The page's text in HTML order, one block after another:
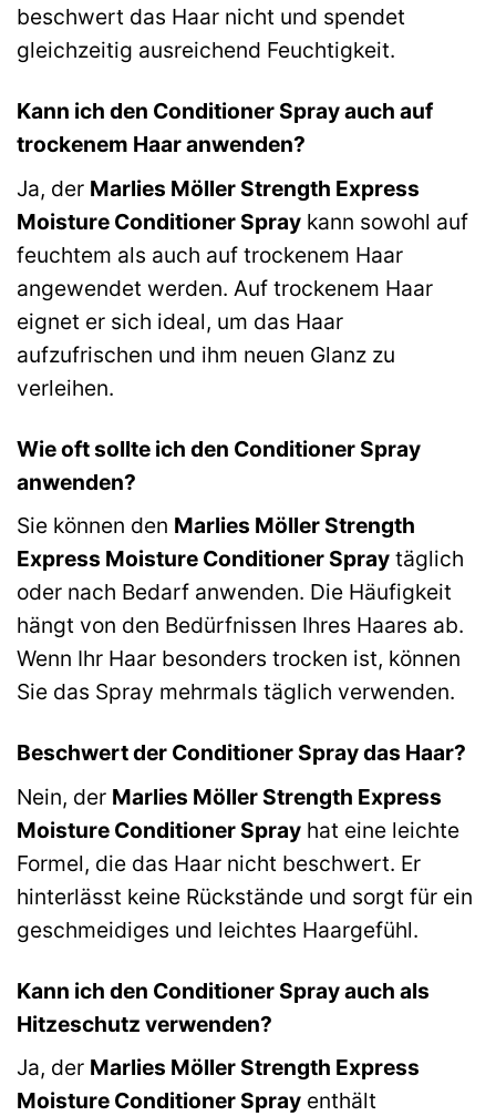
beschwert das Haar nicht und spendet
gleichzeitig ausreichend Feuchtigkeit.
Kann ich den Conditioner Spray auch auf
trockenem Haar anwenden?
Ja, der Marlies Möller Strength Express
Moisture Conditioner Spray kann sowohl auf
feuchtem als auch auf trockenem Haar
angewendet werden. Auf trockenem Haar
eignet er sich ideal, um das Haar
aufzufrischen und ihm neuen Glanz zu
verleihen.
Wie oft sollte ich den Conditioner Spray
anwenden?
Sie können den Marlies Möller Strength
Express Moisture Conditioner Spray täglich
oder nach Bedarf anwenden. Die Häufigkeit
hängt von den Bedürfnissen Ihres Haares ab.
Wenn Ihr Haar besonders trocken ist, können
Sie das Spray mehrmals täglich verwenden.
Beschwert der Conditioner Spray das Haar?
Nein, der Marlies Möller Strength Express
Moisture Conditioner Spray hat eine leichte
Formel, die das Haar nicht beschwert. Er
hinterlässt keine Rückstände und sorgt für ein
geschmeidiges und leichtes Haargefühl.
Kann ich den Conditioner Spray auch als
Hitzeschutz verwenden?
Ja, der Marlies Möller Strength Express
Moisture Conditioner Spray enthält